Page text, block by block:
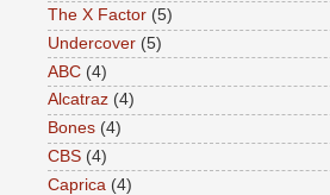
The X Factor (5)
Undercover (5)
ABC (4)
Alcatraz (4)
Bones (4)
CBS (4)
Caprica (4)